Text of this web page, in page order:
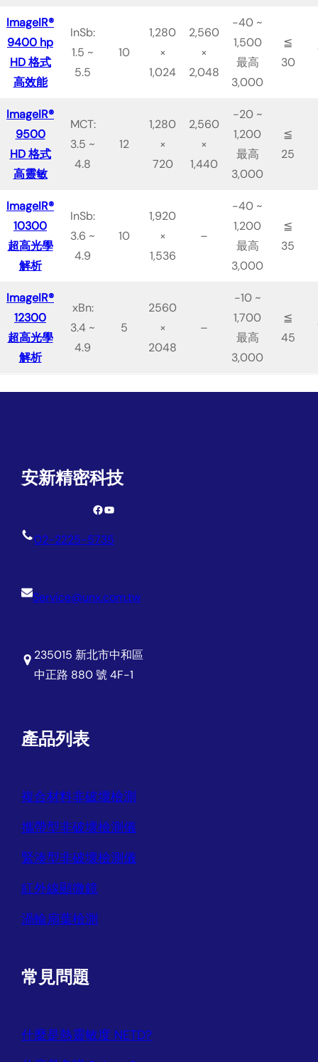
ImageIR®
9400 hp
HD 格式
高效能
InSb:
1.5 ~
5.5
10
1,280
×
1,024
2,560
×
2,048
-40 ~
1,500
最高
3,000
≦
30
ImageIR®
9500
HD 格式
高靈敏
MCT:
3.5 ~
4.8
12
1,280
×
720
2,560
×
1,440
-20 ~
1,200
最高
3,000
≦
25
ImageIR®
10300
超高光學
解析
InSb:
3.6 ~
4.9
10
1,920
×
1,536
–
-40 ~
1,200
最高
3,000
≦
35
ImageIR®
12300
超高光學
解析
xBn:
3.4 ~
4.9
5
2560
×
2048
–
-10 ~
1,700
最高
3,000
≦
45
安新精密科技
Facebook YouTube
02-2225-5735
Service@unx.com.tw
235015 新北市中和區
中正路 880 號 4F-1
產品列表
複合材料非破壞檢測
攜帶型非破壞檢測儀
緊湊型非破壞檢測儀
紅外線顯微鏡
渦輪扇葉檢測
常見問題
什麼是熱靈敏度 NETD?